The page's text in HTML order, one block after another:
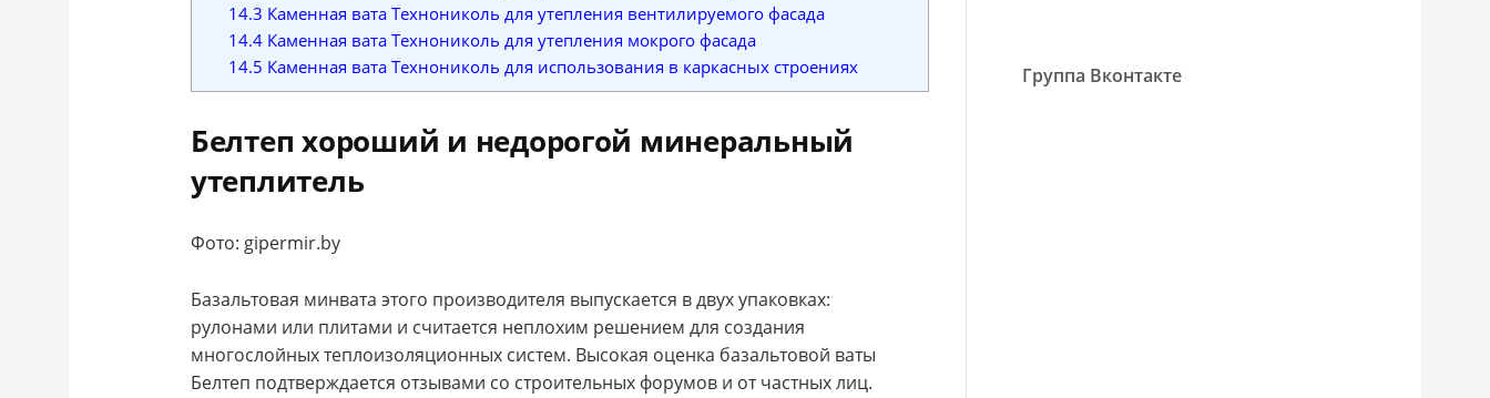
14.3 Каменная вата Технониколь для утепления вентилируемого фасада
14.4Каменная вата Технониколь для утепления мокрого фасада
14.5 Каменная вата Технониколь для использования в каркасных строениях
Белтеп хороший и недорогой минеральный
утеплитель
Фото: gipermir.by
Базальтовая минвата этого производителя выпускается в двух упаковках:
рулонами или плитами и считается неплохим решением для создания
многослойных теплоизоляционных систем. Высокая оценка базальтовой ваты
Белтеп подтверждается отзывами со строительных форумов и от частных лиц.
Группа Вконтакте